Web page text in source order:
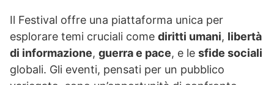
Il Festival offre una piattaforma unica per
esplorare temi cruciali come diritti umani, libertà
di informazione, guerra e pace, e le sfide sociali
globali. Gli eventi, pensati per un pubblico